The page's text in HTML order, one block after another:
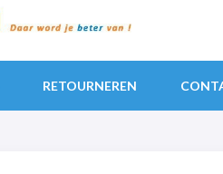
RETOURNEREN